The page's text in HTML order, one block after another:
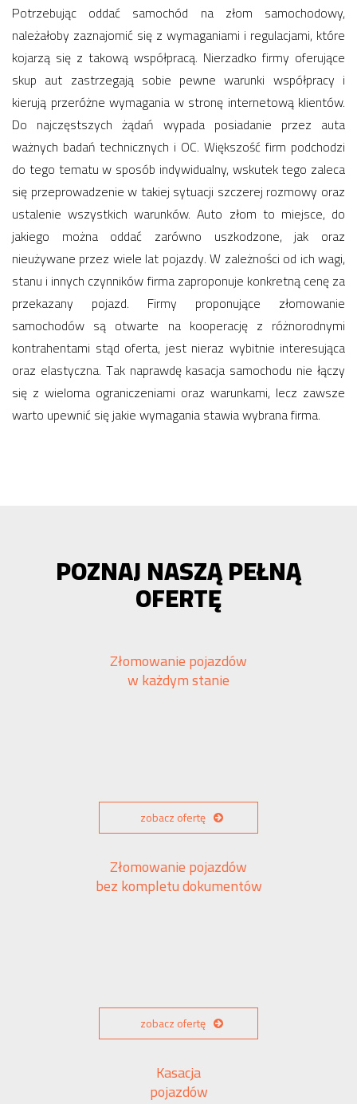
Potrzebując oddać samochód na złom samochodowy,
należałoby zaznajomić się z wymaganiami i regulacjami, które
kojarzą się z takową współpracą. Nierzadko firmy oferujące
skup aut zastrzegają sobie pewne warunki współpracy i
kierują przeróżne wymagania w stronę internetową klientów.
Do najczęstszych żądań wypada posiadanie przez auta
ważnych badań technicznych i OC. Większość firm podchodzi
do tego tematu w sposób indywidualny, wskutek tego zaleca
się przeprowadzenie w takiej sytuacji szczerej rozmowy oraz
ustalenie wszystkich warunków. Auto złom to miejsce, do
jakiego można oddać zarówno uszkodzone, jak oraz
nieużywane przez wiele lat pojazdy. W zależności od ich wagi,
stanu i innych czynników firma zaproponuje konkretną cenę za
przekazany pojazd. Firmy proponujące złomowanie
samochodów są otwarte na kooperację z różnorodnymi
kontrahentami stąd oferta, jest nieraz wybitnie interesująca
oraz elastyczna. Tak naprawdę kasacja samochodu nie łączy
się z wieloma ograniczeniami oraz warunkami, lecz zawsze
warto upewnić się jakie wymagania stawia wybrana firma.
POZNAJ NASZĄ PEŁNĄ
OFERTĘ
Złomowanie pojazdów
w każdym stanie
zobacz ofertę
Złomowanie pojazdów
bez kompletu dokumentów
zobacz ofertę
Kasacja
pojazdów